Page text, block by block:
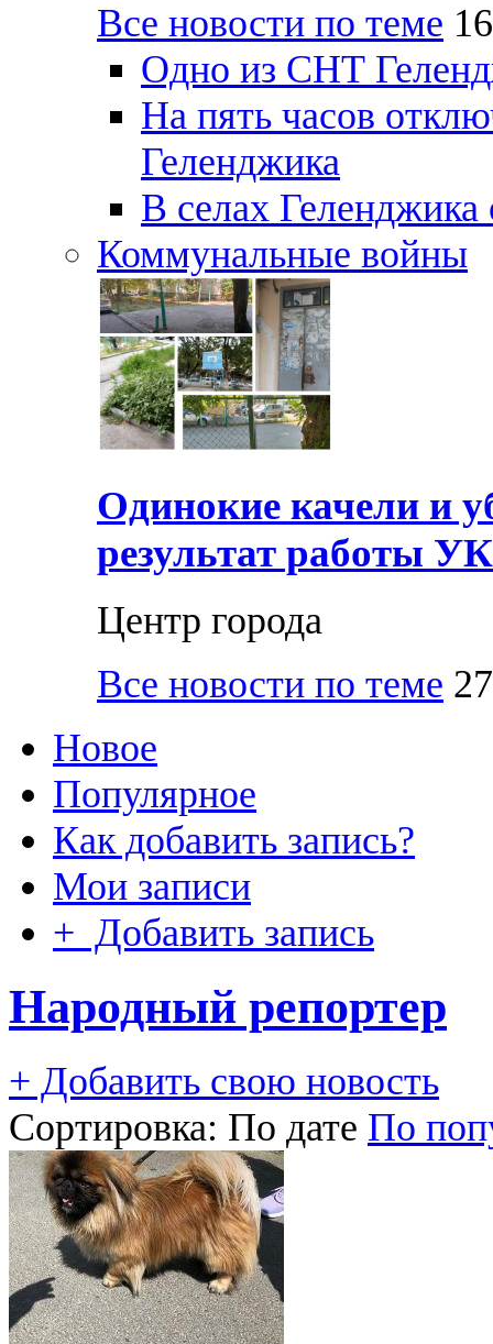
Все новости по теме
Одно из СНТ
На пять часов
Геленджика
В селах Геленджика
Коммунальные войны
Одинокие качели и
результат работы
Центр города
Все новости по теме
Новое
Популярное
Как добавить запись?
Мои записи
+ Добавить запись
Народный репортер
+ Добавить свою новость
Сортировка: По дате По